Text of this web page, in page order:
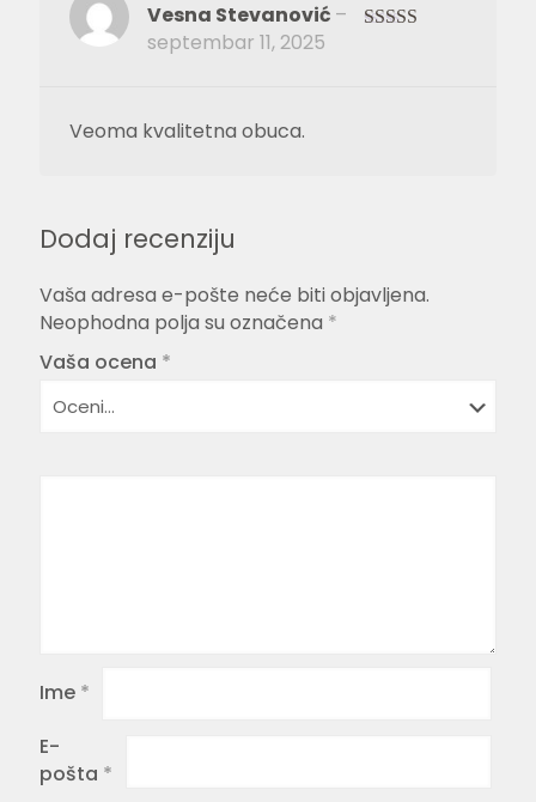
Vesna Stevanović –
septembar 11, 2025
Veoma kvalitetna obuca.
Dodaj recenziju
Vaša adresa e-pošte neće biti objavljena.
Neophodna polja su označena *
Vaša ocena *
Ime *
E-
pošta *